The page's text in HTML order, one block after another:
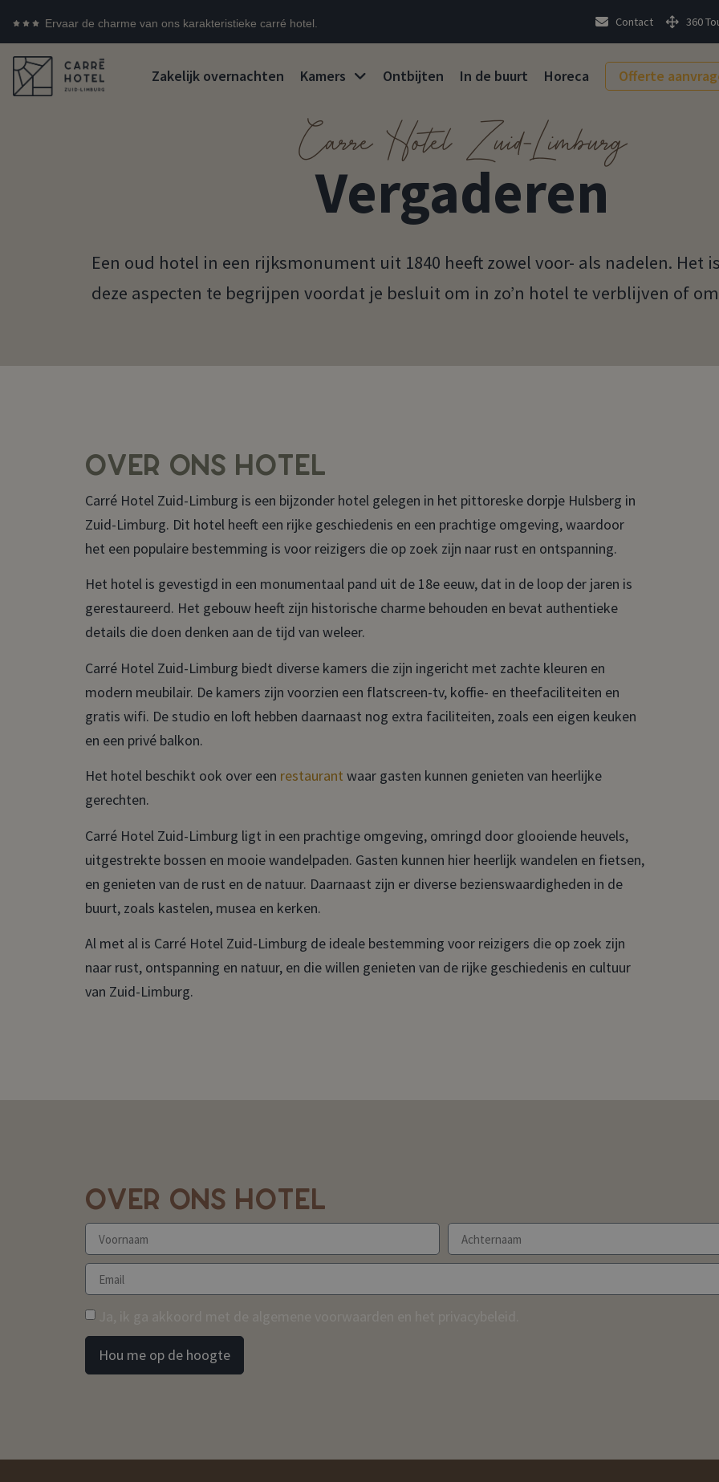
Ervaar de charme van ons karakteristieke carré hotel. Contact 360
Zakelijk overnachten Kamers Ontbijten In de buurt Horeca Offerte
Carré Hotel Zuid-Limburg
Vergaderen
Een oud hotel in een rijksmonument uit 1840 heeft zowel voor- als nadelen. Het
deze aspecten te begrijpen voordat je besluit om in zo’n hotel te verblijven of
OVER ONS HOTEL
Carré Hotel Zuid-Limburg is een bijzonder hotel gelegen in het pittoreske dorpje Hulsberg in
Zuid-Limburg. Dit hotel heeft een rijke geschiedenis en een prachtige omgeving, waardoor
het een populaire bestemming is voor reizigers die op zoek zijn naar rust en ontspanning.
Het hotel is gevestigd in een monumentaal pand uit de 18e eeuw, dat in de loop der jaren is
gerestaureerd. Het gebouw heeft zijn historische charme behouden en bevat authentieke
details die doen denken aan de tijd van weleer.
Carré Hotel Zuid-Limburg biedt diverse kamers die zijn ingericht met zachte kleuren en
modern meubilair. De kamers zijn voorzien een flatscreen-tv, koffie- en theefaciliteiten en
gratis wifi. De studio en loft hebben daarnaast nog extra faciliteiten, zoals een eigen keuken
en een privé balkon.
Het hotel beschikt ook over een restaurant waar gasten kunnen genieten van heerlijke
gerechten.
Carré Hotel Zuid-Limburg ligt in een prachtige omgeving, omringd door glooiende heuvels,
uitgestrekte bossen en mooie wandelpaden. Gasten kunnen hier heerlijk wandelen en fietsen,
en genieten van de rust en de natuur. Daarnaast zijn er diverse bezienswaardigheden in de
buurt, zoals kastelen, musea en kerken.
Al met al is Carré Hotel Zuid-Limburg de ideale bestemming voor reizigers die op zoek zijn
naar rust, ontspanning en natuur, en die willen genieten van de rijke geschiedenis en cultuur
van Zuid-Limburg.
OVER ONS HOTEL
Hou me op de hoogte